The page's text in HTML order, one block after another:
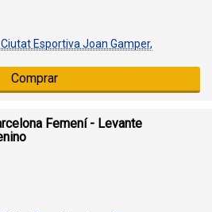
Esportiva Joan Gamper,
Comprar
Femení - Levante